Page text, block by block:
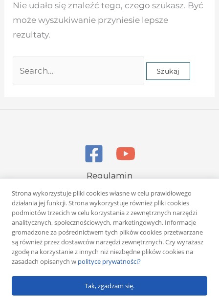
Nie udało się znaleźć tego, czego szukasz. Być
może wyszukiwanie przyniesie lepsze
rezultaty.
dla:
Regulamin
Polityka prywatności
Copyright © 2026 Rafał Żuber
Powered byKlub eMarketera
Strona wykorzystuje pliki cookies własne w celu prawidłowego
działania jej funkcji. Strona wykorzystuje również pliki cookies
podmiotów trzecich w celu korzystania z zewnętrznych narzędzi
analitycznych, społecznościowych, marketingowych. Informacje
gromadzone za pośrednictwem tych plików cookies przetwarzane
są również przez dostawców narzędzi zewnętrznych. Czy wyrażasz
zgodę na korzystanie z innych niż niezbędne plików cookies na
zasadach opisanych w polityce prywatności?
Tak, zgadzam się.